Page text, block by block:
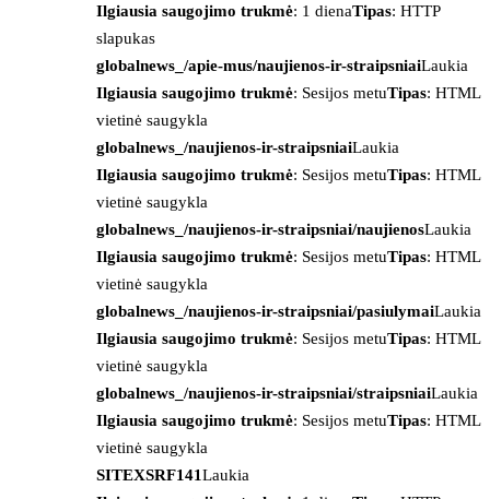
Ilgiausia saugojimo trukmė: 1 dienaTipas: HTTP
slapukas
globalnews_/apie-mus/naujienos-ir-straipsniaiLaukia
Ilgiausia saugojimo trukmė: Sesijos metuTipas: HTML
vietinė saugykla
globalnews_/naujienos-ir-straipsniaiLaukia
Ilgiausia saugojimo trukmė: Sesijos metuTipas: HTML
vietinė saugykla
globalnews_/naujienos-ir-straipsniai/naujienosLaukia
Ilgiausia saugojimo trukmė: Sesijos metuTipas: HTML
vietinė saugykla
globalnews_/naujienos-ir-straipsniai/pasiulymaiLaukia
Ilgiausia saugojimo trukmė: Sesijos metuTipas: HTML
vietinė saugykla
globalnews_/naujienos-ir-straipsniai/straipsniaiLaukia
Ilgiausia saugojimo trukmė: Sesijos metuTipas: HTML
vietinė saugykla
SITEXSRF141Laukia